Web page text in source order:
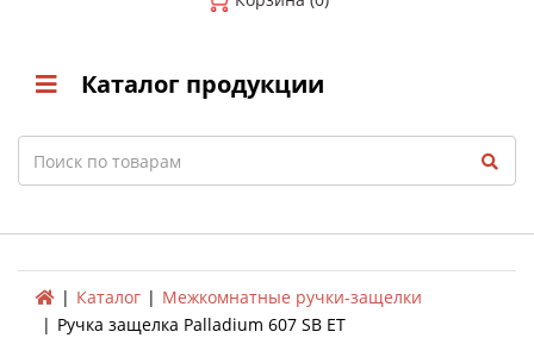
Каталог продукции
Search
Каталог
Межкомнатные ручки-защелки
Ручка защелка Palladium 607 SB ET